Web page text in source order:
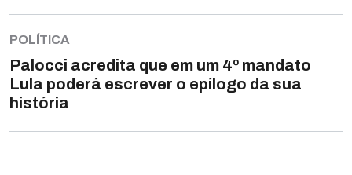
POLÍTICA
Palocci acredita que em um 4º mandato
Lula poderá escrever o epílogo da sua
história